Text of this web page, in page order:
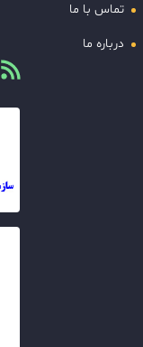
تماس با ما
درباره ما